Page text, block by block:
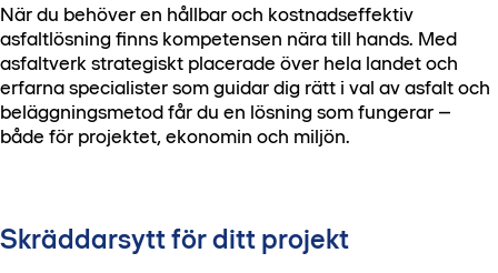
När du behöver en hållbar och kostnadseffektiv
asfaltlösning finns kompetensen nära till hands. Med
asfaltverk strategiskt placerade över hela landet och
erfarna specialister som guidar dig rätt i val av asfalt och
beläggningsmetod får du en lösning som fungerar –
både för projektet, ekonomin och miljön.
Skräddarsytt för ditt projekt